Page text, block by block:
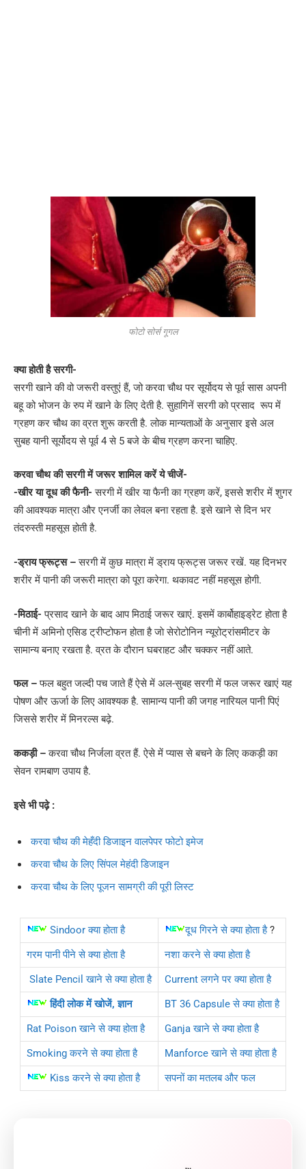
फोटो सोर्स गूगल
क्या होती है सरगी-
सरगी खाने की वो जरूरी वस्तुएं हैं, जो करवा चौथ पर सूर्योदय से पूर्व सास अपनी
बहू को भोजन के रुप में खाने के लिए देती है. सुहागिनें सरगी को प्रसाद रूप में
ग्रहण कर चौथ का व्रत शुरू करती है. लोक मान्यताओं के अनुसार इसे अल
सुबह यानी सूर्योदय से पूर्व 4 से 5 बजे के बीच ग्रहण करना चाहिए.
करवा चौथ की सरगी में जरूर शामिल करें ये चीजें-
-खीर या दूध की फैनी-सरगी में खीर या फैनी का ग्रहण करें, इससे शरीर में शुगर
की आवश्यक मात्रा और एनर्जी का लेवल बना रहता है. इसे खाने से दिन भर
तंदरुस्ती महसूस होती है.
-ड्राय फ्रूट्स –सरगी में कुछ मात्रा में ड्राय फ्रूट्स जरूर रखें. यह दिनभर
शरीर में पानी की जरूरी मात्रा को पूरा करेगा. थकावट नहीं महसूस होगी.
-मिठाई-प्रसाद खाने के बाद आप मिठाई जरूर खाएं. इसमें कार्बोहाइड्रेट होता है
चीनी में अमिनो एसिड ट्रीप्टोफन होता है जाे सेरोटोनिन न्‍यूरोट्रांसमीटर के
सामान्य बनाए रखता है. व्रत के दौरान घबराहट और चक्कर नहीं आते.
फल –फल बहुत जल्दी पच जाते हैं ऐसे में अल-सुबह सरगी में फल जरूर खाएं यह
पोषण और ऊर्जा के लिए आवश्यक है. सामान्य पानी की जगह नारियल पानी पिएं
जिससे शरीर में मिनरल्स बढ़े.
ककड़ी –करवा चौथ निर्जला व्रत हैं. ऐसे में प्यास से बचने के लिए ककड़ी का
सेवन रामबाण उपाय है.
इसे भी पढ़े :
करवा चौथ की मेहँदी डिजाइन वालपेपर फोटो इमेज
करवा चौथ के लिए सिंपल मेहंदी डिजाइन
करवा चौथ के लिए पूजन सामग्री की पूरी लिस्ट
Sindoor क्या होता है दूध गिरने से क्या होता है?
गरम पानी पीने से क्या होता है
नशा करने से क्या होता है
Slate Pencil खाने से क्या होता है
Current लगने पर क्या होता है
हिंदी लोक में खोजें, ज्ञान
BT 36 Capsule से क्या होता है
Rat Poison खाने से क्या होता है
Ganja खाने से क्या होता है
Smoking करने से क्या होता है
Manforce खाने से क्या होता है
Kiss करने से क्या होता है
सपनों का मतलब और फल